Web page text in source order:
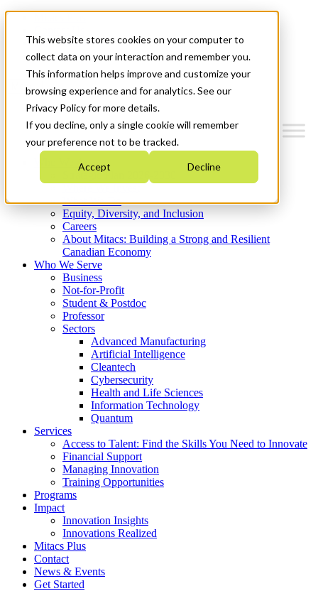
This website stores cookies on your computer to
collect data on your interaction and remember you.
This information helps improve and customize your
browsing experience and for analytics. See our
Privacy Policy for more details.
If you decline, only a single cookie will remember
your preference not to be tracked.
Accept Decline
News & Events
Get Started
Menu
Who We Are
Strategic Plan 2026-2030
What We Do
Equity, Diversity, and Inclusion
Careers
About Mitacs: Building a Strong and Resilient
Canadian Economy
Who We Serve
Business
Not-for-Profit
Student & Postdoc
Professor
Sectors
Advanced Manufacturing
Artificial Intelligence
Cleantech
Cybersecurity
Health and Life Sciences
Information Technology
Quantum
Services
Access to Talent: Find the Skills You Need to Innovate
Financial Support
Managing Innovation
Training Opportunities
Programs
Impact
Innovation Insights
Innovations Realized
Mitacs Plus
Contact
News & Events
Get Started